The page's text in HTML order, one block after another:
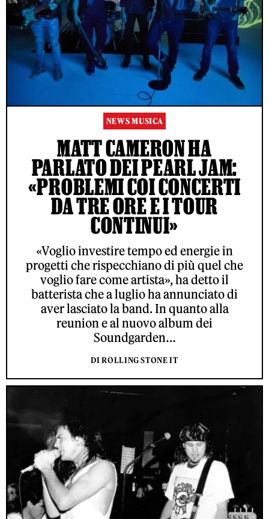
NEWS MUSICA
MATT CAMERON HA
PARLATO DEI PEARL JAM:
«PROBLEMI COI CONCERTI
DA TRE ORE E I TOUR
CONTINUI»
«Voglio investire tempo ed energie in
progetti che rispecchiano di più quel che
voglio fare come artista», ha detto il
batterista che a luglio ha annunciato di
aver lasciato la band. In quanto alla
reunion e al nuovo album dei
Soundgarden…
DI ROLLING STONE IT